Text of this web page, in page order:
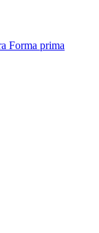
Forma prima